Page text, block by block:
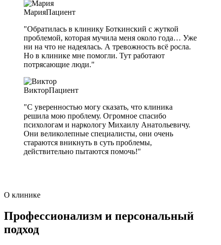
МарияПациент
"Обратилась в клинику Боткинский с жуткой
проблемой, которая мучила меня около года… Уже
ни на что не надеялась. А тревожность всё росла.
Но в клинике мне помогли. Тут работают
потрясающие люди."
ВикторПациент
"С уверенностью могу сказать, что клиника
решила мою проблему. Огромное спасибо
психологам и наркологу Михаилу Анатольевичу.
Они великолепные специалисты, они очень
стараются вникнуть в суть проблемы,
действительно пытаются помочь!"
О клинике
Профессионализм и персональный
подход